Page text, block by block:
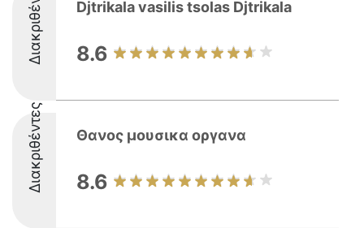
Διακριθέντες Djtrikala vasilis tsolas Djtrikala
8.6
Διακριθέντες Θανος μουσικα οργανα
8.6